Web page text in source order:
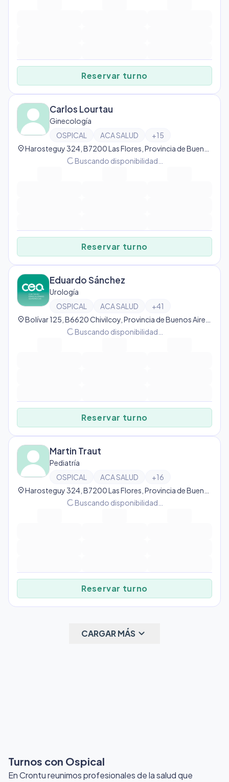
Reservar turno
Carlos Lourtau
Ginecología
OSPICAL
ACA SALUD +15
location_on
progress_activity Buscando disponibilidad…
Reservar turno
Eduardo Sánchez
Urología
OSPICAL
ACA SALUD +41
location_on
progress_activity Buscando disponibilidad…
Reservar turno
Martin Traut
Pediatría
OSPICAL
ACA SALUD +16
location_on
progress_activity Buscando disponibilidad…
Reservar turno
CARGAR MÁS keyboard_arrow_down
Turnos con Ospical
En Crontu reunimos profesionales de la salud que